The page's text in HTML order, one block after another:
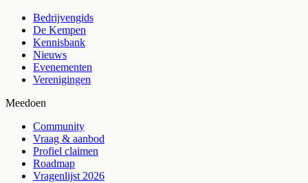
Bedrijvengids
De Kempen
Kennisbank
Nieuws
Evenementen
Verenigingen
Meedoen
Community
Vraag & aanbod
Profiel claimen
Roadmap
Vragenlijst 2026